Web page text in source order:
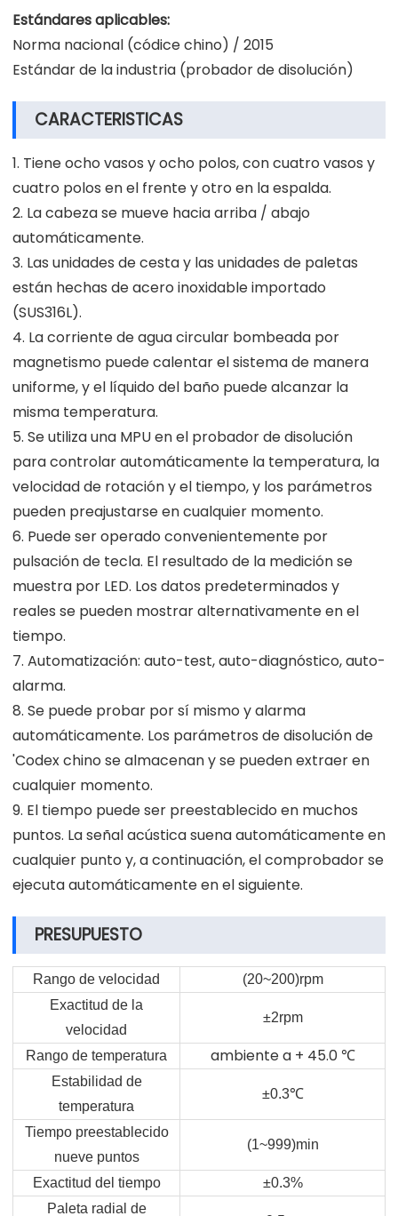
Estándares aplicables:
Norma nacional (códice chino) / 2015
Estándar de la industria (probador de disolución)
CARACTERISTICAS
1. Tiene ocho vasos y ocho polos, con cuatro vasos y
cuatro polos en el frente y otro en la espalda.
2. La cabeza se mueve hacia arriba / abajo
automáticamente.
3. Las unidades de cesta y las unidades de paletas
están hechas de acero inoxidable importado
(SUS316L).
4. La corriente de agua circular bombeada por
magnetismo puede calentar el sistema de manera
uniforme, y el líquido del baño puede alcanzar la
misma temperatura.
5. Se utiliza una MPU en el probador de disolución
para controlar automáticamente la temperatura, la
velocidad de rotación y el tiempo, y los parámetros
pueden preajustarse en cualquier momento.
6. Puede ser operado convenientemente por
pulsación de tecla. El resultado de la medición se
muestra por LED. Los datos predeterminados y
reales se pueden mostrar alternativamente en el
tiempo.
7. Automatización: auto-test, auto-diagnóstico, auto-
alarma.
8. Se puede probar por sí mismo y alarma
automáticamente. Los parámetros de disolución de
'Codex chino se almacenan y se pueden extraer en
cualquier momento.
9. El tiempo puede ser preestablecido en muchos
puntos. La señal acústica suena automáticamente en
cualquier punto y, a continuación, el comprobador se
ejecuta automáticamente en el siguiente.
PRESUPUESTO
Rango de velocidad
(20~200)rpm
Exactitud de la
velocidad
±2rpm
Rango de temperatura ambiente a + 45.0 ℃
Estabilidad de
temperatura
±0.3℃
Tiempo preestablecido
nueve puntos
(1~999)min
Exactitud del tiempo
±0.3%
Paleta radial de